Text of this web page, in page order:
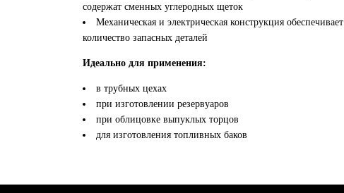
содержат сменных углеродных щеток
Механическая и электрическая конструкция
количество запасных деталей
Идеально для применения:
в трубных цехах
при изготовлении резервуаров
при облицовке выпуклых торцов
для изготовления топливных баков